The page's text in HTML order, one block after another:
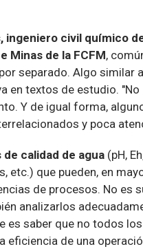
ingeniero civil químico
Minas de la FCFM,
separado. Algo similar
en textos de estudio.
Y de igual forma,
y poca
calidad de agua (pH,
etc.) que pueden, en
de procesos. No es
analizarlos
es saber que no todos
de una